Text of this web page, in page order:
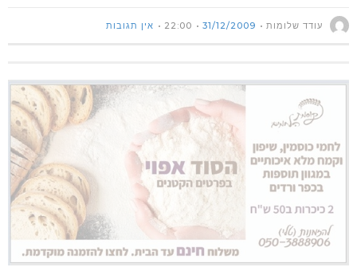
עודד שלומות 31/12/2009
22:00 אין תגובות